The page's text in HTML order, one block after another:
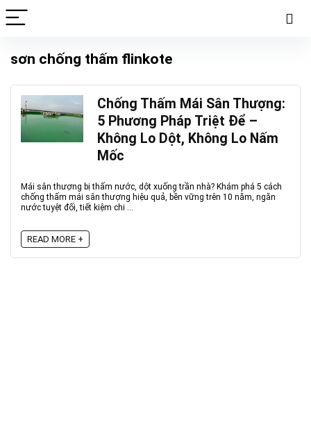
sơn chống thấm flinkote
Chống Thấm Mái Sân Thượng:
5 Phương Pháp Triệt Để –
Không Lo Dột, Không Lo Nấm
Mốc
Mái sân thượng bị thấm nước, dột xuống trần nhà? Khám phá 5 cách
chống thấm mái sân thượng hiệu quả, bền vững trên 10 năm, ngăn
nước tuyệt đối, tiết kiệm chi ...
READ MORE +